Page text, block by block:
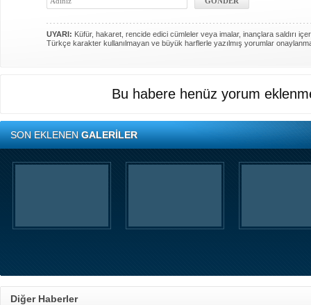
UYARI: Küfür, hakaret, rencide edici cümleler veya imalar, inançlara saldırı
Türkçe karakter kullanılmayan ve büyük harflerle yazılmış yorumlar
Bu habere henüz yorum
SON EKLENENGALERİLER
Diğer Haberler